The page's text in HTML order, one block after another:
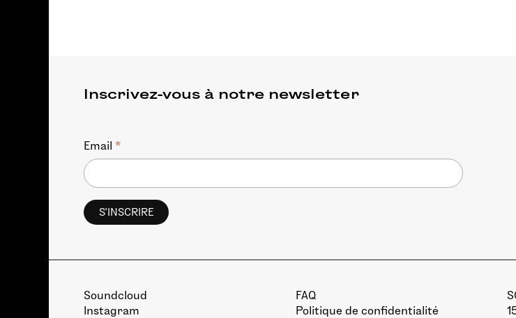
Inscrivez-vous à notre newsletter
Email *
Soundcloud
Instagram
FAQ
Politique de confidentialité